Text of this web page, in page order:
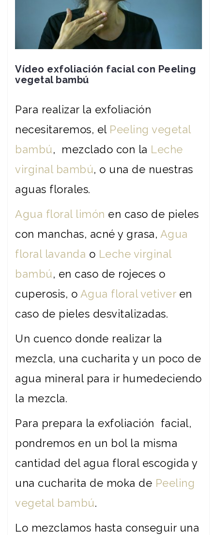
Vídeo exfoliación facial con Peeling
vegetal bambú
Para realizar la exfoliación
necesitaremos, el Peeling vegetal
bambú, mezclado con la Leche
virginal bambú, o una de nuestras
aguas florales.
Agua floral limón en caso de pieles
con manchas, acné y grasa, Agua
floral lavanda o Leche virginal
bambú, en caso de rojeces o
cuperosis, o Agua floral vetiveren
caso de pieles desvitalizadas.
Un cuenco donde realizar la
mezcla, una cucharita y un poco de
agua mineral para ir humedeciendo
la mezcla.
Para prepara la exfoliación facial,
pondremos en un bol la misma
cantidad del agua floral escogida y
una cucharita de moka de Peeling
vegetal bambú.
Lo mezclamos hasta conseguir una